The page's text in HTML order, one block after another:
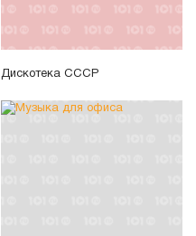
Дискотека СССР